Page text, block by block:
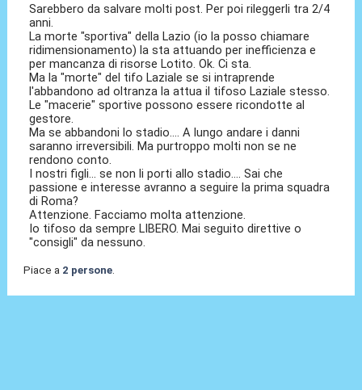
Sarebbero da salvare molti post. Per poi rileggerli tra 2/4
anni.
La morte "sportiva" della Lazio (io la posso chiamare
ridimensionamento) la sta attuando per inefficienza e
per mancanza di risorse Lotito. Ok. Ci sta.
Ma la "morte" del tifo Laziale se si intraprende
l'abbandono ad oltranza la attua il tifoso Laziale stesso.
Le "macerie" sportive possono essere ricondotte al
gestore.
Ma se abbandoni lo stadio.... A lungo andare i danni
saranno irreversibili. Ma purtroppo molti non se ne
rendono conto.
I nostri figli... se non li porti allo stadio.... Sai che
passione e interesse avranno a seguire la prima squadra
di Roma?
Attenzione. Facciamo molta attenzione.
Io tifoso da sempre LIBERO. Mai seguito direttive o
"consigli" da nessuno.
Piace a 2 persone.